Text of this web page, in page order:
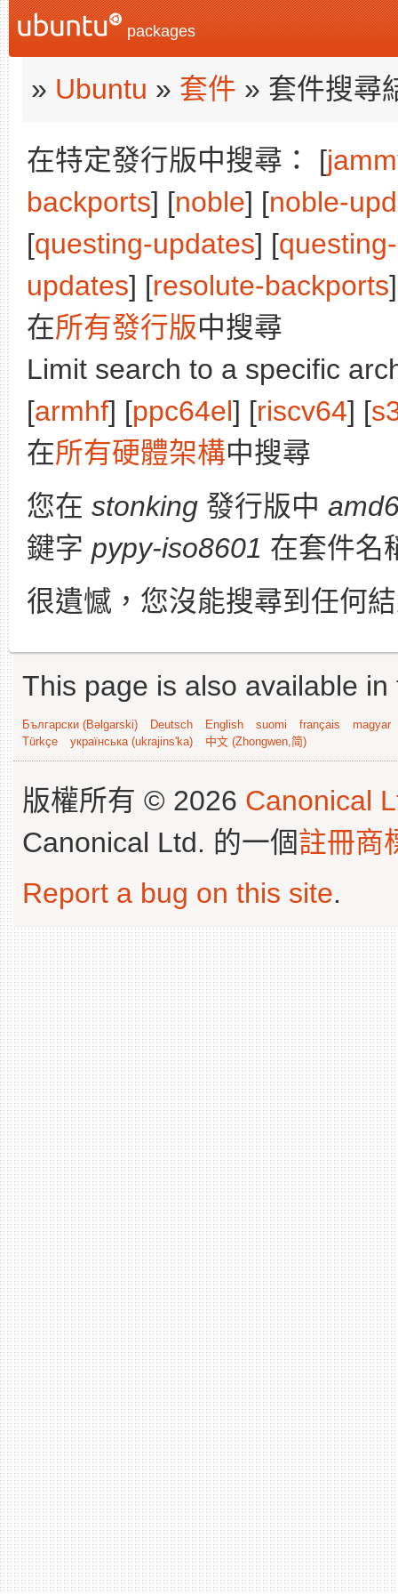
packages
» Ubuntu » 套件 » 套件搜尋
在特定發行版中搜尋： [
backports] [noble] [noble-
[questing-updates] [
updates] [resolute-backports
在所有發行版中搜尋
Limit search to a specific
[armhf] [ppc64el] [riscv64] [
在所有硬體架構中搜尋
您在 stonking 發行版中
鍵字 pypy-iso8601 在套件名
很遺憾，您沒能搜尋到任何
This page is also available
Български (Bəlgarski) Deutsch English suomi français
magyar
Türkçe
українська (ukrajins'ka) 中文 (Zhongwen,简)
版權所有 © 2026 Canonical
Canonical Ltd. 的一個註冊商
Report a bug on this site.